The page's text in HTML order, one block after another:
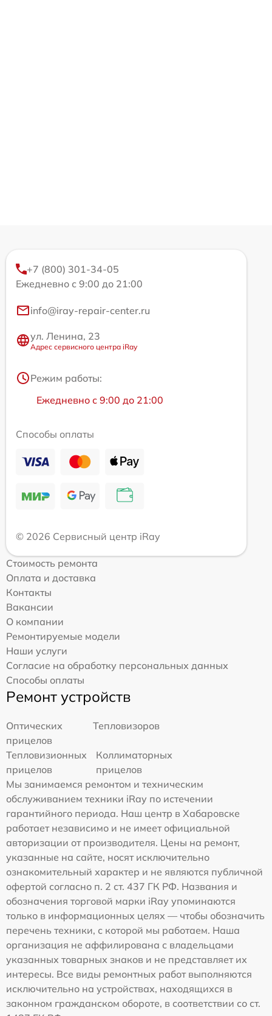
+7 (800) 301-34-05
Ежедневно с 9:00 до 21:00
info@iray-repair-center.ru
ул. Ленина, 23
Адрес сервисного центра iRay
Режим работы:
Ежедневно с 9:00 до 21:00
Способы оплаты
© 2026 Сервисный центр iRay
Стоимость ремонта
Оплата и доставка
Контакты
Вакансии
О компании
Ремонтируемые модели
Наши услуги
Согласие на обработку персональных данных
Способы оплаты
Ремонт устройств
Оптических
прицелов
Тепловизоров
Тепловизионных
прицелов
Коллиматорных
прицелов
Мы занимаемся ремонтом и техническим
обслуживанием техники iRay по истечении
гарантийного периода. Наш центр в Хабаровске
работает независимо и не имеет официальной
авторизации от производителя. Цены на ремонт,
указанные на сайте, носят исключительно
ознакомительный характер и не являются публичной
офертой согласно п. 2 ст. 437 ГК РФ. Названия и
обозначения торговой марки iRay упоминаются
только в информационных целях — чтобы обозначить
перечень техники, с которой мы работаем. Наша
организация не аффилирована с владельцами
указанных товарных знаков и не представляет их
интересы. Все виды ремонтных работ выполняются
исключительно на устройствах, находящихся в
законном гражданском обороте, в соответствии со ст.